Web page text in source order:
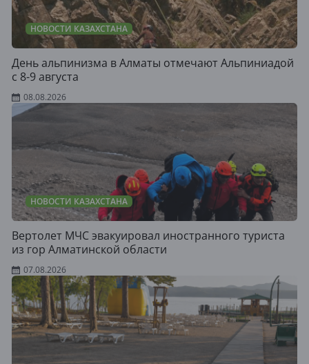
НОВОСТИ КАЗАХСТАНА
День альпинизма в Алматы отмечают Альпиниадой
с 8-9 августа
08.08.2026
НОВОСТИ КАЗАХСТАНА
Вертолет МЧС эвакуировал иностранного туриста
из гор Алматинской области
07.08.2026